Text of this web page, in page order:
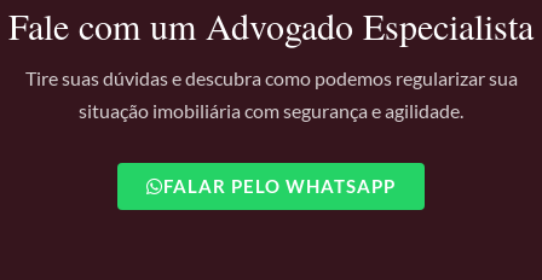
Fale com um Advogado Especialista
Tire suas dúvidas e descubra como podemos regularizar sua
situação imobiliária com segurança e agilidade.
FALAR PELO WHATSAPP